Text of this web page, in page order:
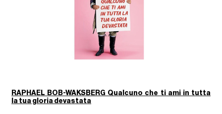
RAPHAEL BOB-WAKSBERG Qualcuno che ti ami in tutta
la tua gloria devastata